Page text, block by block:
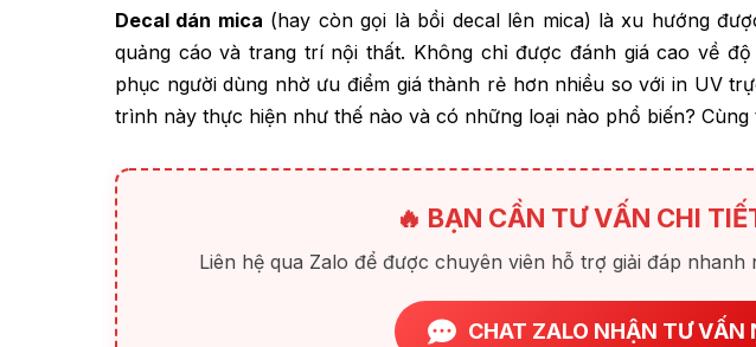
Decal dán mica (hay còn gọi là bồi decal lên mica) là xu hướng
quảng cáo và trang trí nội thất. Không chỉ được đánh giá cao về
phục người dùng nhờ ưu điểm giá thành rẻ hơn nhiều so với in UV
trình này thực hiện như thế nào và có những loại nào phổ biến? Cùng
🔥 BẠN CẦN TƯ VẤN CHI
Liên hệ qua Zalo để được chuyên viên hỗ trợ giải đáp
CHAT ZALO NHẬN TƯ VẤN